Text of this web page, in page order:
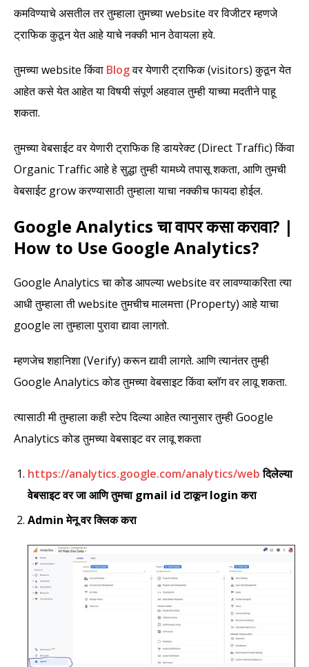
कमविण्याचे असतील तर तुम्हाला तुमच्या website वर विजीटर म्हणजे
ट्राफिक कुठून येत आहे याचे नक्की भान ठेवायला हवे.
तुमच्या website किंवा Blogवर येणारी ट्राफिक (visitors) कुठून येत
आहेत कसे येत आहेत या विषयी संपूर्ण अहवाल तुम्ही याच्या मदतीने पाहू
शकता.
तुमच्या वेबसाईट वर येणारी ट्राफिक हि डायरेक्ट (Direct Traffic) किंवा
Organic Traffic आहे हे सुद्धा तुम्ही यामध्ये तपासू शकता, आणि तुमची
वेबसाईट grow करण्यासाठी तुम्हाला याचा नक्कीच फायदा होईल.
Google Analytics चा वापर कसा करावा? |
How to Use Google Analytics?
Google Analytics चा कोड आपल्या website वर लावण्याकरिता त्या
आधी तुम्हाला ती website तुमचीच मालमत्ता (Property) आहे याचा
google ला तुम्हाला पुरावा द्यावा लागतो.
म्हणजेच शहानिशा (Verify) करून द्यावी लागते. आणि त्यानंतर तुम्ही
Google Analytics कोड तुमच्या वेबसाइट किंवा ब्लॉग वर लावू शकता.
त्यासाठी मी तुम्हाला कही स्टेप दिल्या आहेत त्यानुसार तुम्ही Google
Analytics कोड तुमच्या वेबसाइट वर लावू शकता
https://analytics.google.com/analytics/webदिलेल्या
वेबसाइट वर जा आणि तुमचा gmail id टाकून login करा
Admin मेनू वर क्लिक करा